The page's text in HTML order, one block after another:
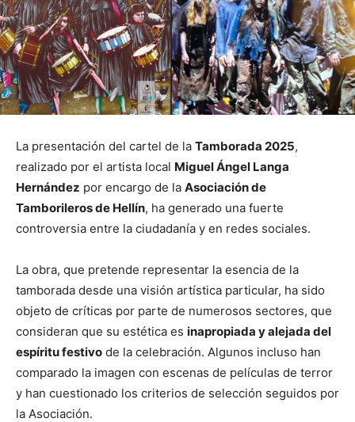
La presentación del cartel de la Tamborada 2025,
realizado por el artista local Miguel Ángel Langa
Hernández por encargo de la Asociación de
Tamborileros de Hellín, ha generado una fuerte
controversia entre la ciudadanía y en redes sociales.
La obra, que pretende representar la esencia de la
tamborada desde una visión artística particular, ha sido
objeto de críticas por parte de numerosos sectores, que
consideran que su estética es inapropiada y alejada del
espíritu festivo de la celebración. Algunos incluso han
comparado la imagen con escenas de películas de terror
y han cuestionado los criterios de selección seguidos por
la Asociación.